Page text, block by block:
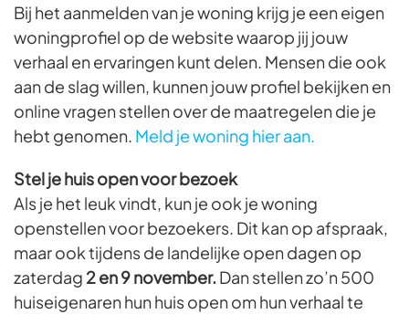
Bij het aanmelden van je woning krijg je een eigen
woningprofiel op de website waarop jij jouw
verhaal en ervaringen kunt delen. Mensen die ook
aan de slag willen, kunnen jouw profiel bekijken en
online vragen stellen over de maatregelen die je
hebt genomen. Meld je woning hier aan.
Stel je huis openvoor bezoek
Als je het leuk vindt, kun je ook je woning
openstellen voor bezoekers. Dit kan op afspraak,
maar ook tijdens de landelijke open dagen op
zaterdag 2 en 9 november. Dan stellen zo’n 500
huiseigenaren hun huis open om hun verhaal te